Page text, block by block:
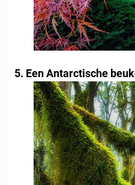
5. Een Antarctische